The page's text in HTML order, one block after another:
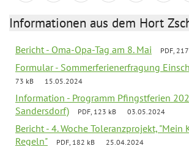
Informationen aus dem Hort
Bericht - Oma-Opa-Tag am 8. Mai PDF,
Formular - Sommerferienerfragung
73 kB
15.05.2024
Information - Programm Pfingstferien
Sandersdorf)
PDF, 123 kB 03.05.2024
Bericht - 4. Woche Toleranzprojekt, "Mein
Regeln"
PDF, 182 kB 25.04.2024